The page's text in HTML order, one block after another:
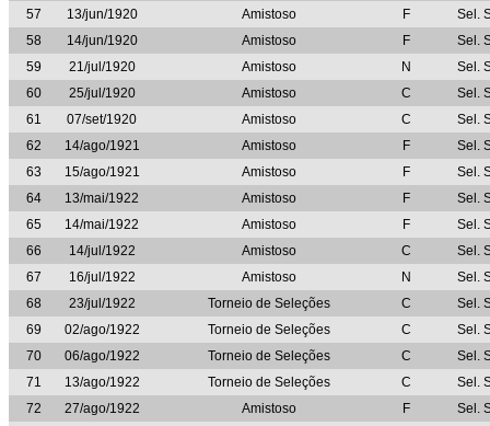
57
13/jun/1920 Amistoso F
Sel.
58
14/jun/1920 Amistoso F
Sel.
59
21/jul/1920 Amistoso N
Sel.
60
25/jul/1920 Amistoso C
Sel.
61
07/set/1920 Amistoso C
Sel.
62
14/ago/1921 Amistoso F
Sel.
63
15/ago/1921 Amistoso F
Sel.
64
13/mai/1922 Amistoso F
Sel.
65
14/mai/1922 Amistoso F
Sel.
66
14/jul/1922 Amistoso C
Sel.
67
16/jul/1922 Amistoso N
Sel.
68
23/jul/1922 Torneio de Seleções C
Sel.
69
02/ago/1922 Torneio de Seleções C
Sel.
70
06/ago/1922 Torneio de Seleções C
Sel.
71
13/ago/1922 Torneio de Seleções C
Sel.
72
27/ago/1922 Amistoso F
Sel.